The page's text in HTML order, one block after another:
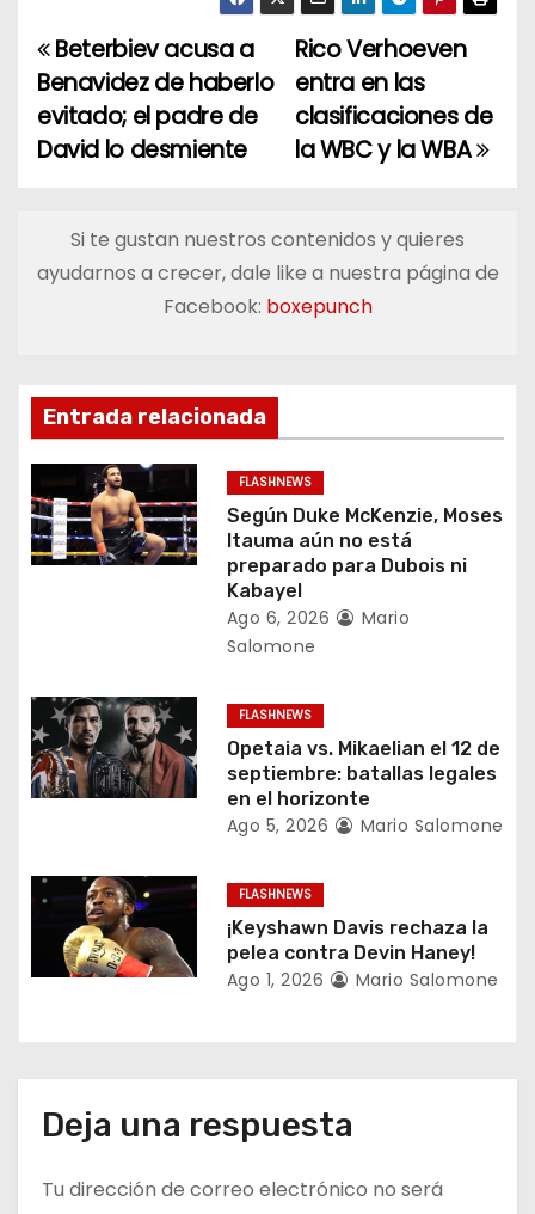
N
a
v
g
i
ó
n
d
n
t
r
d
Rico Verhoeven
entra en las
clasificaciones de
la WBC y la WBA
Beterbiev acusa a
Benavidez de haberlo
evitado; el padre de
David lo desmiente
Si te gustan nuestros contenidos y quieres
ayudarnos a crecer, dale like a nuestra página de
Facebook: boxepunch
Entrada relacionada
FLASHNEWS
Según Duke McKenzie, Moses
Itauma aún no está
preparado para Dubois ni
Kabayel
Ago 6, 2026
Mario
Salomone
FLASHNEWS
Opetaia vs. Mikaelian el 12 de
septiembre: batallas legales
en el horizonte
Ago 5, 2026 Mario Salomone
FLASHNEWS
¡Keyshawn Davis rechaza la
pelea contra Devin Haney!
Ago 1, 2026 Mario Salomone
Deja una respuesta
Tu dirección de correo electrónico no será